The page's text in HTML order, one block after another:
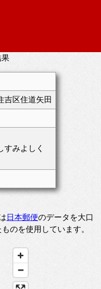
果
吉区住道矢田
すみよしく
日本郵便のデータを大口
のを使用しています。